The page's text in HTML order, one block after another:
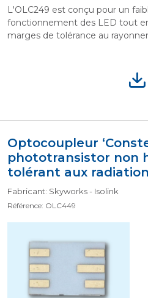
L'OLC249 est conçu pour un
fonctionnement des LED tout
marges de tolérance au
Optocoupleur
phototransistor non
tolérant aux
Fabricant: Skyworks - Isolink
Référence: OLC449